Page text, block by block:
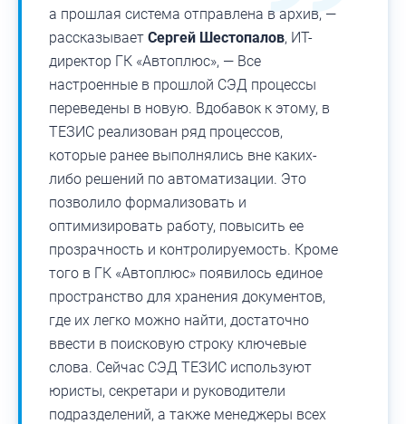
а прошлая система отправлена в архив, —
рассказывает Сергей Шестопалов, ИТ-
директор ГК «Автоплюс», — Все
настроенные в прошлой СЭД процессы
переведены в новую. Вдобавок к этому, в
ТЕЗИС реализован ряд процессов,
которые ранее выполнялись вне каких-
либо решений по автоматизации. Это
позволило формализовать и
оптимизировать работу, повысить ее
прозрачность и контролируемость. Кроме
того в ГК «Автоплюс» появилось единое
пространство для хранения документов,
где их легко можно найти, достаточно
ввести в поисковую строку ключевые
слова. Сейчас СЭД ТЕЗИС используют
юристы, секретари и руководители
подразделений, а также менеджеры всех